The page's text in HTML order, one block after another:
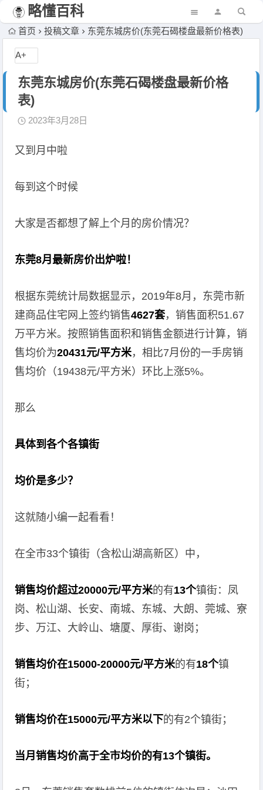
略懂百科
首页 投稿文章 东莞东城房价(东莞石碣楼盘最新价格表)
东莞东城房价(东莞石碣楼盘最新价格
表)
2023年3月28日
又到月中啦
每到这个时候
大家是否都想了解上个月的房价情况？
东莞8月最新房价出炉啦！
根据东莞统计局数据显示，2019年8月，东莞市新
建商品住宅网上签约销售4627套，销售面积51.67
万平方米。按照销售面积和销售金额进行计算，销
售均价为20431元/平方米，相比7月份的一手房销
售均价（19438元/平方米）环比上涨5%。
那么
具体到各个各镇街
均价是多少？
这就随小编一起看看！
在全市33个镇街（含松山湖高新区）中，
销售均价超过20000元/平方米的有13个镇街：凤
岗、松山湖、长安、南城、东城、大朗、莞城、寮
步、万江、大岭山、塘厦、厚街、谢岗；
销售均价在15000-20000元/平方米的有18个镇
街；
销售均价在15000元/平方米以下的有2个镇街；
当月销售均价高于全市均价的有13个镇街。
A+